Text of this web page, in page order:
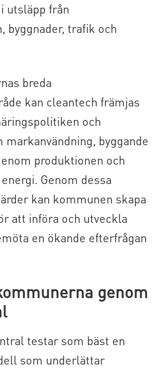
utsläpp från
byggnader, trafik och
breda
kan cleantech främjas
och
markanvändning, byggande
produktionen och
Genom dessa
kan kommunen skapa
att införa och utveckla
en ökande efterfrågan
genom
testar som bäst en
som underlättar